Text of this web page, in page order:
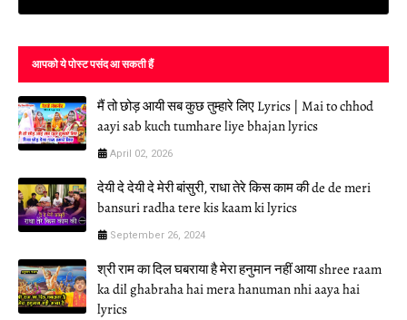
आपको ये पोस्ट पसंद आ सकती हैं
मैं तो छोड़ आयी सब कुछ तुम्हारे लिए Lyrics | Mai to chhod
aayi sab kuch tumhare liye bhajan lyrics
April 02, 2026
देयी दे देयी दे मेरी बांसुरी, राधा तेरे किस काम की de de meri
bansuri radha tere kis kaam ki lyrics
September 26, 2024
श्री राम का दिल घबराया है मेरा हनुमान नहीं आया shree raam
ka dil ghabraha hai mera hanuman nhi aaya hai
lyrics